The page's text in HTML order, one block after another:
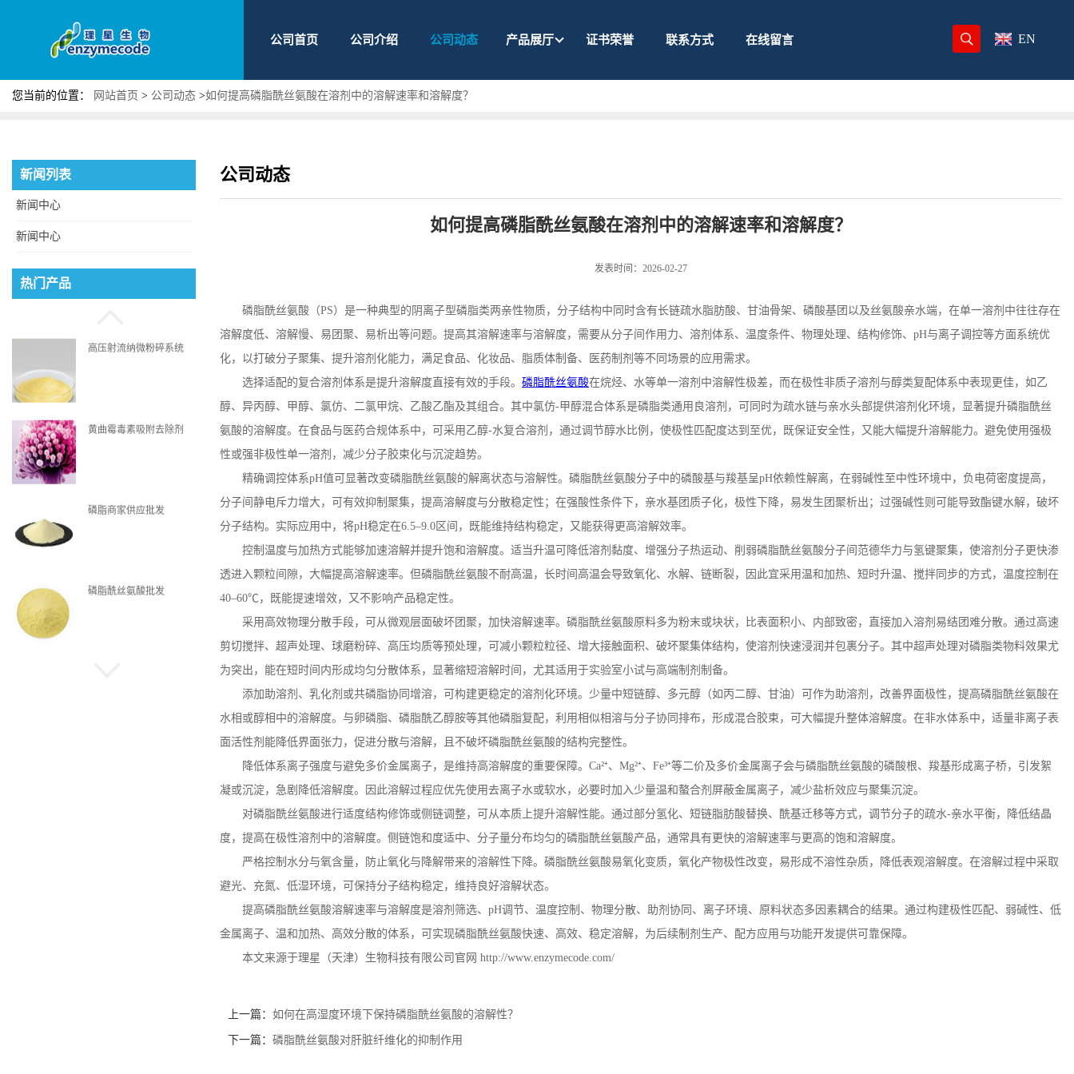
公司首页 公司介绍 公司动态 产品展厅 证书荣誉 联系方式 在线留言 EN
您当前的位置： 网站首页 > 公司动态 >如何提高磷脂酰丝氨酸在溶剂中的溶解速率和溶解度？
新闻列表
新闻中心
新闻中心
热门产品
磷脂酰丝氨酸
高压射流纳微粉碎系统
黄曲霉毒素吸附去除剂
磷脂商家供应批发
磷脂酰丝氨酸批发
公司动态
如何提高磷脂酰丝氨酸在溶剂中的溶解速率和溶解度？
发表时间：2026-02-27
磷脂酰丝氨酸（PS）是一种典型的阴离子型磷脂类两亲性物质，分子结构中同时含有长链疏水脂肪酸、甘油骨架、磷酸基团以及丝氨酸亲水端，在单一溶剂中往往存在
溶解度低、溶解慢、易团聚、易析出等问题。提高其溶解速率与溶解度，需要从分子间作用力、溶剂体系、温度条件、物理处理、结构修饰、 pH与离子调控等方面系统优
化，以打破分子聚集、提升溶剂化能力，满足食品、化妆品、脂质体制备、医药制剂等不同场景的应用需求。
选择适配的复合溶剂体系是提升溶解度直接有效的手段。 磷脂酰丝氨酸在烷烃、水等单一溶剂中溶解性极差，而在极性非质子溶剂与醇类复配体系中表现更佳，如乙
醇、异丙醇、甲醇、氯仿、二氯甲烷、乙酸乙酯及其组合。其中氯仿-甲醇混合体系是磷脂类通用良溶剂，可同时为疏水链与亲水头部提供溶剂化环境，显著提升磷脂酰丝
氨酸的溶解度。在食品与医药合规体系中，可采用乙醇‑水复合溶剂，通过调节醇水比例，使极性匹配度达到至优，既保证安全性，又能大幅提升溶解能力。避免使用强极
性或强非极性单一溶剂，减少分子胶束化与沉淀趋势。
精确调控体系pH值可显著改变磷脂酰丝氨酸的解离状态与溶解性。磷脂酰丝氨酸分子中的磷酸基与羧基呈pH依赖性解离，在弱碱性至中性环境中，负电荷密度提高，
分子间静电斥力增大，可有效抑制聚集，提高溶解度与分散稳定性；在强酸性条件下，亲水基团质子化，极性下降，易发生团聚析出；过强碱性则可能导致酯键水解，破坏
分子结构。实际应用中，将pH稳定在6.5–9.0 区间，既能维持结构稳定，又能获得更高溶解效率。
控制温度与加热方式能够加速溶解并提升饱和溶解度。适当升温可降低溶剂黏度、增强分子热运动、削弱磷脂酰丝氨酸分子间范德华力与氢键聚集，使溶剂分子更快渗
透进入颗粒间隙，大幅提高溶解速率。但磷脂酰丝氨酸不耐高温，长时间高温会导致氧化、水解、链断裂，因此宜采用温和加热、短时升温、搅拌同步的方式，温度控制在
40–60℃，既能提速增效，又不影响产品稳定性。
采用高效物理分散手段，可从微观层面破坏团聚，加快溶解速率。磷脂酰丝氨酸原料多为粉末或块状，比表面积小、内部致密，直接加入溶剂易结团难分散。通过高速
剪切搅拌、超声处理、球磨粉碎、高压均质等预处理，可减小颗粒粒径、增大接触面积、破坏聚集体结构，使溶剂快速浸润并包裹分子。其中超声处理对磷脂类物料效果尤
为突出，能在短时间内形成均匀分散体系，显著缩短溶解时间，尤其适用于实验室小试与高端制剂制备。
添加助溶剂、乳化剂或共磷脂协同增溶，可构建更稳定的溶剂化环境。少量中短链醇、多元醇（如丙二醇、甘油）可作为助溶剂，改善界面极性，提高磷脂酰丝氨酸在
水相或醇相中的溶解度。与卵磷脂、磷脂酰乙醇胺等其他磷脂复配，利用相似相溶与分子协同排布，形成混合胶束，可大幅提升整体溶解度。在非水体系中，适量非离子表
面活性剂能降低界面张力，促进分散与溶解，且不破坏磷脂酰丝氨酸的结构完整性。
降低体系离子强度与避免多价金属离子，是维持高溶解度的重要保障。 Ca²⁺、 Mg²⁺、 Fe³⁺等二价及多价金属离子会与磷脂酰丝氨酸的磷酸根、羧基形成离子桥，引发絮
凝或沉淀，急剧降低溶解度。因此溶解过程应优先使用去离子水或软水，必要时加入少量温和螯合剂屏蔽金属离子，减少盐析效应与聚集沉淀。
对磷脂酰丝氨酸进行适度结构修饰或侧链调整，可从本质上提升溶解性能。通过部分氢化、短链脂肪酸替换、酰基迁移等方式，调节分子的疏水‑亲水平衡，降低结晶
度，提高在极性溶剂中的溶解度。侧链饱和度适中、分子量分布均匀的磷脂酰丝氨酸产品，通常具有更快的溶解速率与更高的饱和溶解度。
严格控制水分与氧含量，防止氧化与降解带来的溶解性下降。磷脂酰丝氨酸易氧化变质，氧化产物极性改变，易形成不溶性杂质，降低表观溶解度。在溶解过程中采取
避光、充氮、低湿环境，可保持分子结构稳定，维持良好溶解状态。
提高磷脂酰丝氨酸溶解速率与溶解度是溶剂筛选、 pH调节、温度控制、物理分散、助剂协同、离子环境、原料状态多因素耦合的结果。通过构建极性匹配、弱碱性、低
金属离子、温和加热、高效分散的体系，可实现磷脂酰丝氨酸快速、高效、稳定溶解，为后续制剂生产、配方应用与功能开发提供可靠保障。
本文来源于理星（天津）生物科技有限公司官网 http://www.enzymecode.com/
上一篇： 如何在高湿度环境下保持磷脂酰丝氨酸的溶解性？
下一篇： 磷脂酰丝氨酸对肝脏纤维化的抑制作用